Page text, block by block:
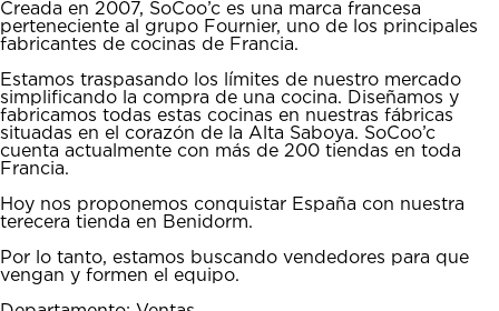
Creada en 2007, SoCoo’c es una marca francesa
perteneciente al grupo Fournier, uno de los principales
fabricantes de cocinas de Francia.
Estamos traspasando los límites de nuestro mercado
simplificando la compra de una cocina. Diseñamos y
fabricamos todas estas cocinas en nuestras fábricas
situadas en el corazón de la Alta Saboya. SoCoo’c
cuenta actualmente con más de 200 tiendas en toda
Francia.
Hoy nos proponemos conquistar España con nuestra
terecera tienda en Benidorm.
Por lo tanto, estamos buscando vendedores para que
vengan y formen el equipo.